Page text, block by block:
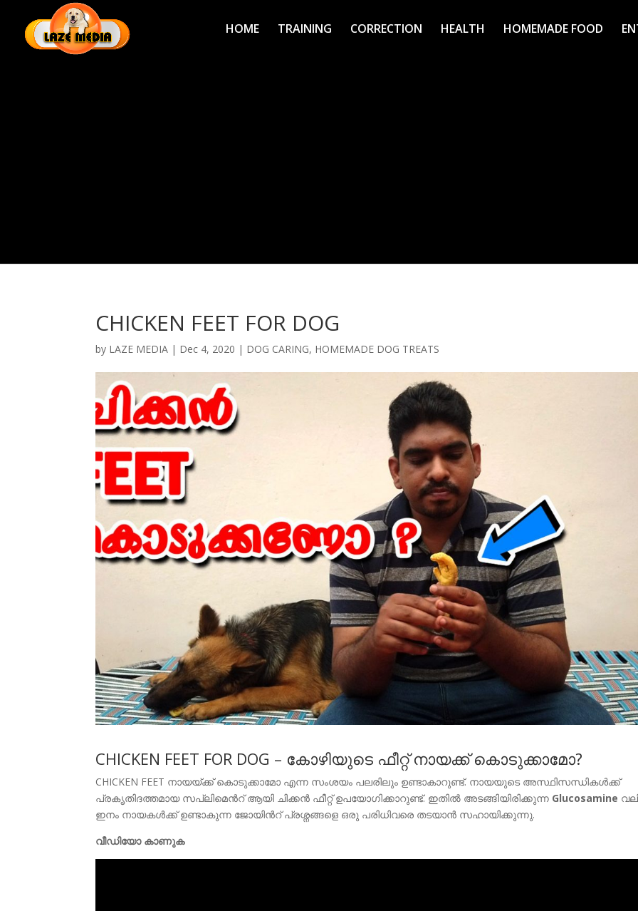
HOME TRAINING CORRECTION HEALTH HOMEMADE FOOD
CHICKEN FEET FOR DOG
by LAZE MEDIA | Dec 4, 2020 | DOG CARING, HOMEMADE DOG TREATS
CHICKEN FEET FOR DOG – കോഴിയുടെ ഫീറ്റ്‌ നായക്ക് കൊടുക്കാമോ?
CHICKEN FEET നായയ്ക്ക് കൊടുക്കാമോ എന്ന സംശയം പലരിലും ഉണ്ടാകാറുണ്ട്. നായയുടെ അസ്ഥിസന്ധികള്‍ക്ക്
പ്രകൃതിദത്തമായ സപ്ലിമെന്‍റ് ആയി ചിക്കന്‍ ഫീറ്റ്‌ ഉപയോഗിക്കാറുണ്ട്. ഇതില്‍ അടങ്ങിയിരിക്കുന്ന Glucosamine
ഇനം നായകള്‍ക്ക് ഉണ്ടാകുന്ന ജോയിന്‍റ് പ്രശ്നങ്ങളെ ഒരു പരിധിവരെ തടയാന്‍ സഹായിക്കുന്നു.
വീഡിയോ കാണുക